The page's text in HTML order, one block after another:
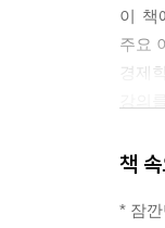
이 책
주요
경제
다가
책
* 잠